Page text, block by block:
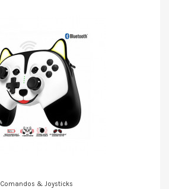
Comandos & Joysticks